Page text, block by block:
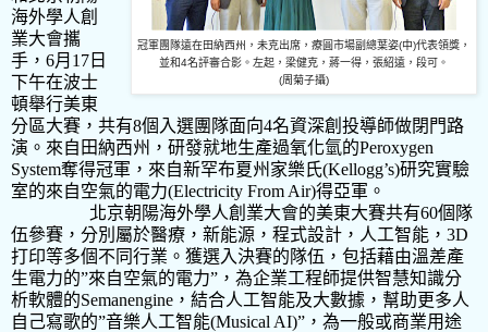
冠軍團隊遠在田納西州，未克出席，療圓市場副總葉姿(中)代表領獎，
並和4名評審合影。左起，梁健克，蔣一得，張紹遠，段可。
(周菊子攝)
海外學人創
業大會攜
手， 6月 17 日
下午在波士
頓舉行美東
分區大賽，共有8個入選團隊面向4名資深創投導師做閉門路
演。來自田納西州，研發就地生產過氧化氫的Peroxygen
System奪得冠軍，來自新罕布夏州家樂氏(Kellogg’s)研究實驗
室的來自空氣的電力(Electricity From Air)得亞軍。
北京朝陽海外學人創業大會的美東大賽共有60個隊
伍參賽，分別屬於醫療，新能源，程式設計，人工智能， 3D
打印等多個不同行業。獲選入決賽的隊伍，包括藉由溫差產
生電力的”來自空氣的電力” ，為企業工程師提供智慧知識分
析軟體的Semanengine ，結合人工智能及大數據，幫助更多人
自己寫歌的”音樂人工智能(Musical AI)” ，為一般或商業用途